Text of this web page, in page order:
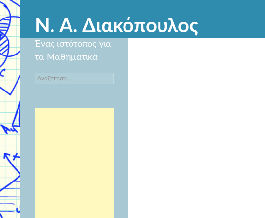
Ν. Α. Διακόπουλος
Ένας ιστότοπος για
τα Μαθηματικά
Αναζήτηση
για: